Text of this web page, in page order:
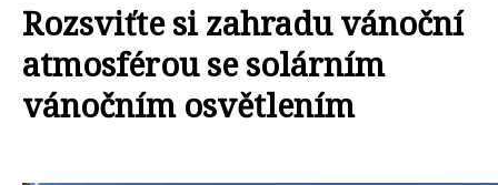
Rozsviťte si zahradu vánoční
atmosférou se solárním
vánočním osvětlením